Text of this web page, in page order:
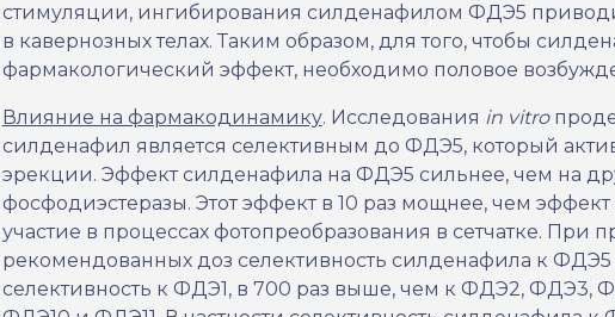
стимуляции, ингибирования силденафилом ФДЭ5
в кавернозных телах. Таким образом, для того, чтобы
фармакологический эффект, необходимо половое
Влияние на фармакодинамику. Исследования in vitro
силденафил является селективным до ФДЭ5, который
эрекции. Эффект силденафила на ФДЭ5 сильнее, чем на
фосфодиэстеразы. Этот эффект в 10 раз мощнее, чем
участие в процессах фотопреобразования в сетчатке.
рекомендованных доз селективность силденафила к ФДЭ5
селективность к ФДЭ1, в 700 раз выше, чем к ФДЭ2,